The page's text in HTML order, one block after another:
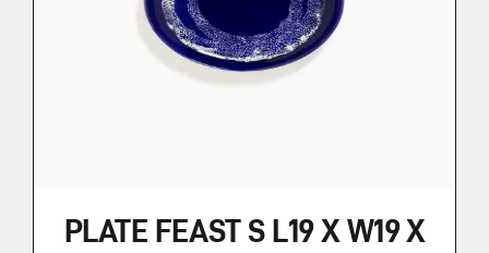
PLATE FEAST S L19 X W19 X